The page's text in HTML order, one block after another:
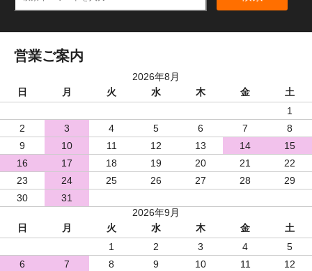
営業ご案内
2026年8月
日
月 火 水 木 金
土
1
2
3 4 5 6 7
8
9
10 11 12 13 14
15
16
17 18 19 20 21
22
23
24 25 26 27 28
29
30
31
2026年9月
日
月 火 水 木 金
土
1
2 3 4
5
6
7 8 9 10 11
12